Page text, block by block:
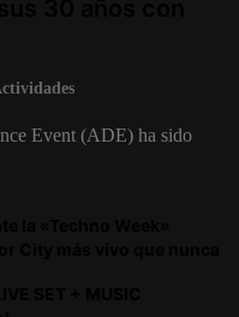
Event (ADE) ha sido